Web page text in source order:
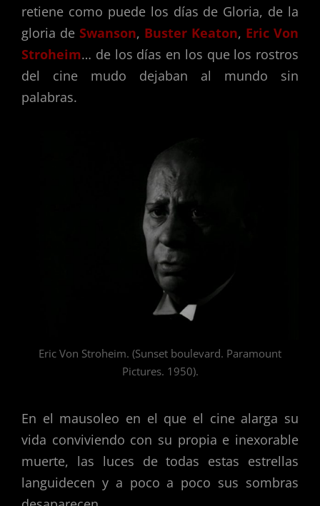
retiene como puede los días de Gloria, de la
gloria de Swanson, Buster Keaton, Eric Von
Stroheim… de los días en los que los rostros
del cine mudo dejaban al mundo sin
palabras.
Eric Von Stroheim. (Sunset boulevard. Paramount
Pictures. 1950).
En el mausoleo en el que el cine alarga su
vida conviviendo con su propia e inexorable
muerte, las luces de todas estas estrellas
languidecen y a poco a poco sus sombras